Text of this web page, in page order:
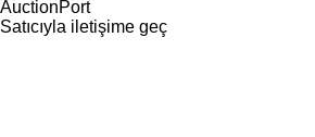
AuctionPort
Satıcıyla iletişime geç